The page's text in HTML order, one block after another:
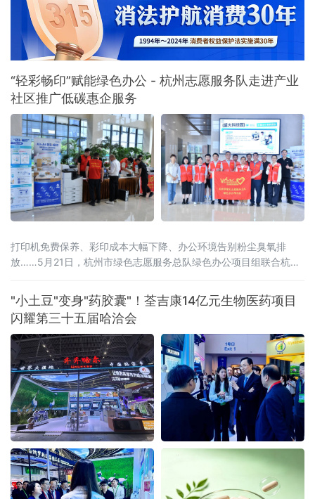
“轻彩畅印”赋能绿色办公 - 杭州志愿服务队走进产业
社区推广低碳惠企服务
打印机免费保养、彩印成本大幅下降、办公环境告别粉尘臭氧排
放……5月21日，杭州市绿色志愿服务总队绿色办公项目组联合杭州
设备有限公司等机构，组织志愿者走进滨江区西兴产业社区，在盛
大科技园开展绿色办公主题惠企服务。由爱普生（中国）有限公司
与杭州神驰数码办公设备有限公司共同推进的“轻彩畅印”方案成为亮
点，该方案以独家冷
"小土豆"变身"药胶囊"！荃吉康14亿元生物医药项目
闪耀第三十五届哈洽会